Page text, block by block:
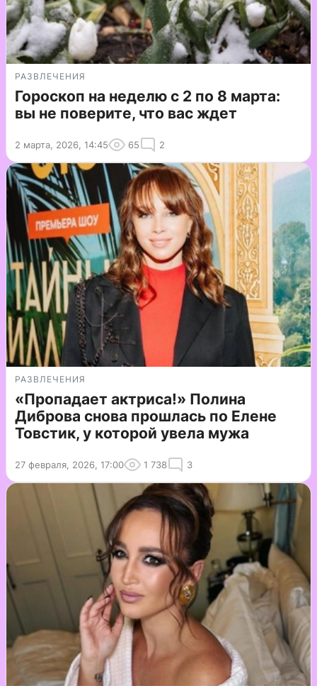
РАЗВЛЕЧЕНИЯ
Гороскоп на неделю с 2 по 8 марта:
вы не поверите, что вас ждет
2 марта, 2026, 14:45 65 2
РАЗВЛЕЧЕНИЯ
«Пропадает актриса!» Полина
Диброва снова прошлась по Елене
Товстик, у которой увела мужа
27 февраля, 2026, 17:00 1 738 3